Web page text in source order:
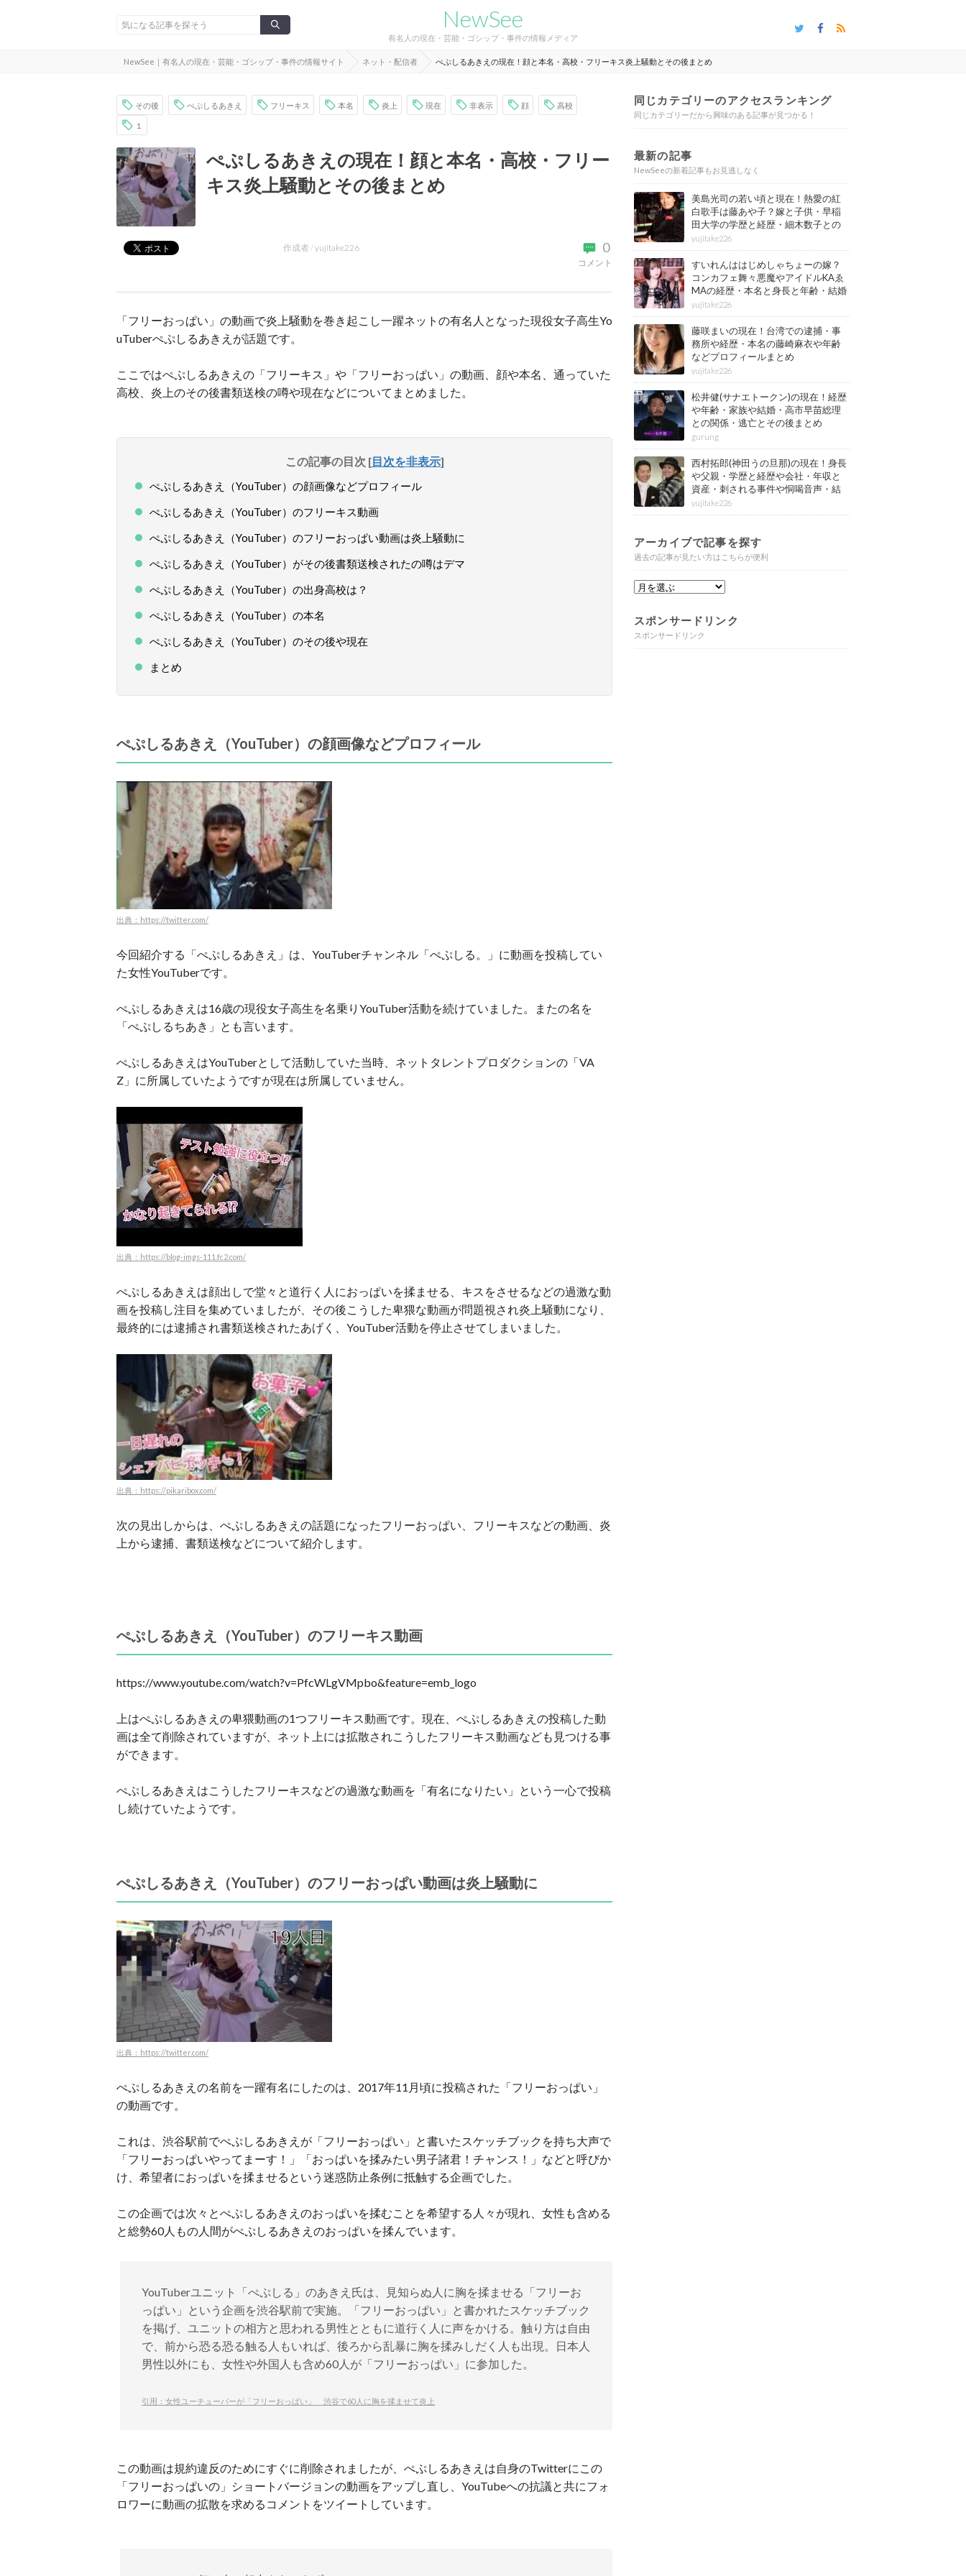
NewSee
有名人の現在・芸能・ゴシップ・事件の情報メディア
NewSee｜有名人の現在・芸能・ゴシップ・事件の情報サイト ネット・配信者 ぺぷしるあきえの現在！顔と本名・高校・フリーキス炎上騒動とその後まとめ
その後 ぺぷしるあきえ フリーキス 本名 炎上 現在 非表示 顔 高校
１
ぺぷしるあきえの現在！顔と本名・高校・フリー
キス炎上騒動とその後まとめ
0
コメント
作成者 /yujitake226
「フリーおっぱい」の動画で炎上騒動を巻き起こし一躍ネットの有名人となった現役女子高生Yo
uTuberぺぷしるあきえが話題です。
ここではぺぷしるあきえの「フリーキス」や「フリーおっぱい」の動画、顔や本名、通っていた
高校、炎上のその後書類送検の噂や現在などについてまとめました。
この記事の目次 [目次を非表示]
ぺぷしるあきえ（YouTuber）の顔画像などプロフィール
ぺぷしるあきえ（YouTuber）のフリーキス動画
ぺぷしるあきえ（YouTuber）のフリーおっぱい動画は炎上騒動に
ぺぷしるあきえ（YouTuber）がその後書類送検されたの噂はデマ
ぺぷしるあきえ（YouTuber）の出身高校は？
ぺぷしるあきえ（YouTuber）の本名
ぺぷしるあきえ（YouTuber）のその後や現在
まとめ
ぺぷしるあきえ（YouTuber）の顔画像などプロフィール
出典：https://twitter.com/
今回紹介する「ぺぷしるあきえ」は、YouTuberチャンネル「ぺぷしる。」に動画を投稿してい
た女性YouTuberです。
ぺぷしるあきえは16歳の現役女子高生を名乗りYouTuber活動を続けていました。またの名を
「ぺぷしるちあき」とも言います。
ぺぷしるあきえはYouTuberとして活動していた当時、ネットタレントプロダクションの「VA
Z」に所属していたようですが現在は所属していません。
出典：https://blog-imgs-111.fc2.com/
ぺぷしるあきえは顔出しで堂々と道行く人におっぱいを揉ませる、キスをさせるなどの過激な動
画を投稿し注目を集めていましたが、その後こうした卑猥な動画が問題視され炎上騒動になり、
最終的には逮捕され書類送検されたあげく、YouTuber活動を停止させてしまいました。
出典：https://pikaribox.com/
次の見出しからは、ぺぷしるあきえの話題になったフリーおっぱい、フリーキスなどの動画、炎
上から逮捕、書類送検などについて紹介します。
ぺぷしるあきえ（YouTuber）のフリーキス動画
https://www.youtube.com/watch?v=PfcWLgVMpbo&feature=emb_logo
上はぺぷしるあきえの卑猥動画の1つフリーキス動画です。現在、ぺぷしるあきえの投稿した動
画は全て削除されていますが、ネット上には拡散されこうしたフリーキス動画なども見つける事
ができます。
ぺぷしるあきえはこうしたフリーキスなどの過激な動画を「有名になりたい」という一心で投稿
し続けていたようです。
ぺぷしるあきえ（YouTuber）のフリーおっぱい動画は炎上騒動に
出典：https://twitter.com/
ぺぷしるあきえの名前を一躍有名にしたのは、2017年11月頃に投稿された「フリーおっぱい」
の動画です。
これは、渋谷駅前でぺぷしるあきえが「フリーおっぱい」と書いたスケッチブックを持ち大声で
「フリーおっぱいやってまーす！」「おっぱいを揉みたい男子諸君！チャンス！」などと呼びか
け、希望者におっぱいを揉ませるという迷惑防止条例に抵触する企画でした。
この企画では次々とぺぷしるあきえのおっぱいを揉むことを希望する人々が現れ、女性も含める
と総勢60人もの人間がぺぷしるあきえのおっぱいを揉んでいます。
YouTuberユニット「ぺぷしる」のあきえ氏は、見知らぬ人に胸を揉ませる「フリーお
っぱい」という企画を渋谷駅前で実施。「フリーおっぱい」と書かれたスケッチブック
を掲げ、ユニットの相方と思われる男性とともに道行く人に声をかける。触り方は自由
で、前から恐る恐る触る人もいれば、後ろから乱暴に胸を揉みしだく人も出現。日本人
男性以外にも、女性や外国人も含め60人が「フリーおっぱい」に参加した。
引用：女性ユーチューバーが「フリーおっぱい」 渋谷で60人に胸を揉ませて炎上
この動画は規約違反のためにすぐに削除されましたが、ぺぷしるあきえは自身のTwitterにこの
「フリーおっぱいの」ショートバージョンの動画をアップし直し、YouTubeへの抗議と共にフォ
ロワーに動画の拡散を求めるコメントをツイートしています。
同じカテゴリーのアクセスランキング
同じカテゴリーだから興味のある記事が見つかる！
最新の記事
NewSeeの新着記事もお見逃しなく
美島光司の若い頃と現在！熱愛の紅
白歌手は藤あや子？嫁と子供・早稲
田大学の学歴と経歴・細木数子との
確執もまとめ
yujitake226
すいれんははじめしゃちょーの嫁？
コンカフェ舞々悪魔やアイドルKAゑ
MAの経歴・本名と身長と年齢・結婚
情報もまとめ
yujitake226
藤咲まいの現在！台湾での逮捕・事
務所や経歴・本名の藤崎麻衣や年齢
などプロフィールまとめ
yujitake226
松井健(サナエトークン)の現在！経歴
や年齢・家族や結婚・高市早苗総理
との関係・逃亡とその後まとめ
gurung
西村拓郎(神田うの旦那)の現在！身長
や父親・学歴と経歴や会社・年収と
資産・刺される事件や恫喝音声・結
婚と子供や自宅・脳梗塞の病気もま
とめ
yujitake226
アーカイブで記事を探す
過去の記事が見たい方はこちらが便利
スポンサードリンク
スポンサードリンク